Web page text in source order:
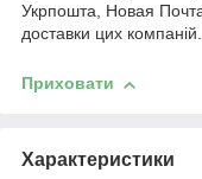
Укрпошта, Новая
доставки цих компаній.
Приховати
Характеристики